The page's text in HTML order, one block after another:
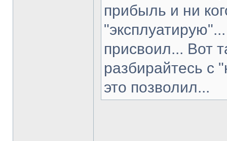
прибыль и ни
присвоил... Вот
разбирайтесь с
это позволил...